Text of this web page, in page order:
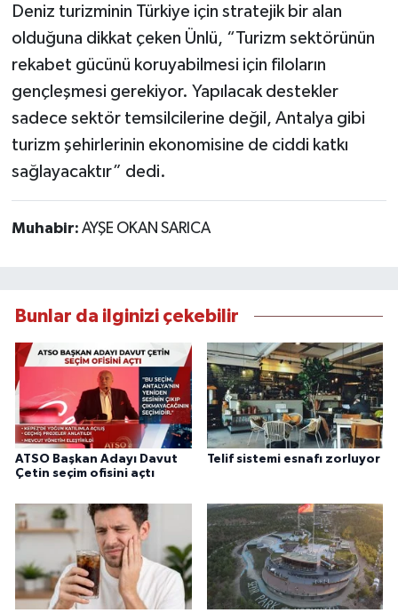
Deniz turizminin Türkiye için stratejik bir alan
olduğuna dikkat çeken Ünlü, “Turizm sektörünün
rekabet gücünü koruyabilmesi için filoların
gençleşmesi gerekiyor. Yapılacak destekler
sadece sektör temsilcilerine değil, Antalya gibi
turizm şehirlerinin ekonomisine de ciddi katkı
sağlayacaktır” dedi.
Muhabir: AYŞE OKAN SARICA
Bunlar da ilginizi çekebilir
ATSO Başkan Adayı Davut
Çetin seçim ofisini açtı
Telif sistemi esnafı zorluyor